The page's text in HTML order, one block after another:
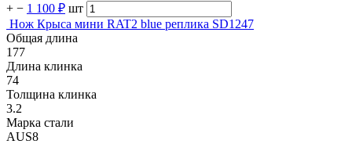
+ − 1 100 ₽ шт
Нож Крыса мини RAT2 blue реплика SD1247
Общая длина
177
Длина клинка
74
Толщина клинка
3.2
Марка стали
AUS8